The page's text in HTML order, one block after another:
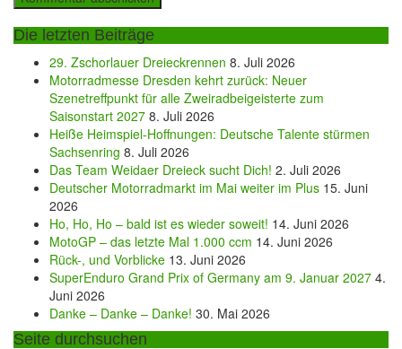
Die letzten Beiträge
29. Zschorlauer Dreieckrennen 8. Juli 2026
Motorradmesse Dresden kehrt zurück: Neuer
Szenetreffpunkt für alle Zweiradbeigeisterte zum
Saisonstart 2027 8. Juli 2026
Heiße Heimspiel-Hoffnungen: Deutsche Talente stürmen
Sachsenring 8. Juli 2026
Das Team Weidaer Dreieck sucht Dich! 2. Juli 2026
Deutscher Motorradmarkt im Mai weiter im Plus 15. Juni
2026
Ho, Ho, Ho – bald ist es wieder soweit! 14. Juni 2026
MotoGP – das letzte Mal 1.000 ccm 14. Juni 2026
Rück-, und Vorblicke 13. Juni 2026
SuperEnduro Grand Prix of Germany am 9. Januar 2027 4.
Juni 2026
Danke – Danke – Danke! 30. Mai 2026
Seite durchsuchen